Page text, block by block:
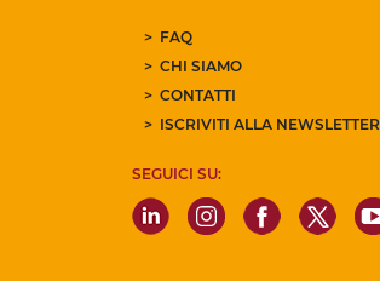
FAQ
CHI SIAMO
CONTATTI
ISCRIVITI ALLA NEWSLETTER
SEGUICI SU: